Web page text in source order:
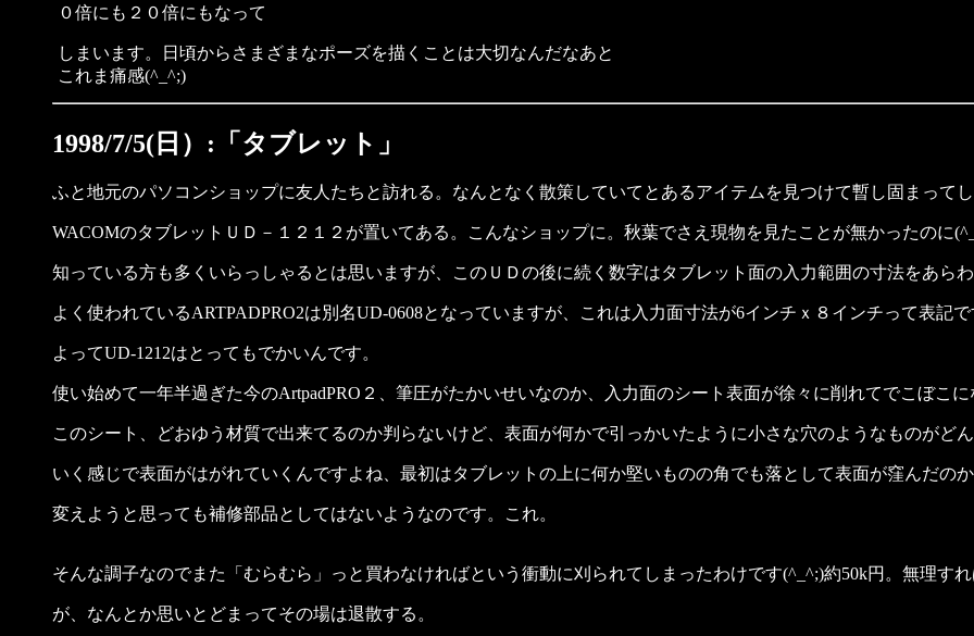
０倍にも２０倍にもなって
しまいます。日頃からさまざまなポーズを描くことは大切なんだなあと
これま痛感(^_^;)
1998/7/5(日）:「タブレット」
ふと地元のパソコンショップに友人たちと訪れる。なんとなく散策していてとあるアイテムを見つけて暫し固まって
WACOMのタブレットＵＤ－１２１２が置いてある。こんなショップに。秋葉でさえ現物を見たことが無かったのに
知っている方も多くいらっしゃるとは思いますが、このＵＤの後に続く数字はタブレット面の入力範囲の寸法をあら
よく使われているARTPADPRO2は別名UD-0608となっていますが、これは入力面寸法が6インチｘ８インチって表記
よってUD-1212はとってもでかいんです。
使い始めて一年半過ぎた今のArtpadPRO２、筆圧がたかいせいなのか、入力面のシート表面が徐々に削れてでこぼこ
このシート、どおゆう材質で出来てるのか判らないけど、表面が何かで引っかいたように小さな穴のようなものがど
いく感じで表面がはがれていくんですよね、最初はタブレットの上に何か堅いものの角でも落として表面が窪んだの
変えようと思っても補修部品としてはないようなのです。これ。
そんな調子なのでまた「むらむら」っと買わなければという衝動に刈られてしまったわけです(^_^;)約50k円。無理す
が、なんとか思いとどまってその場は退散する。